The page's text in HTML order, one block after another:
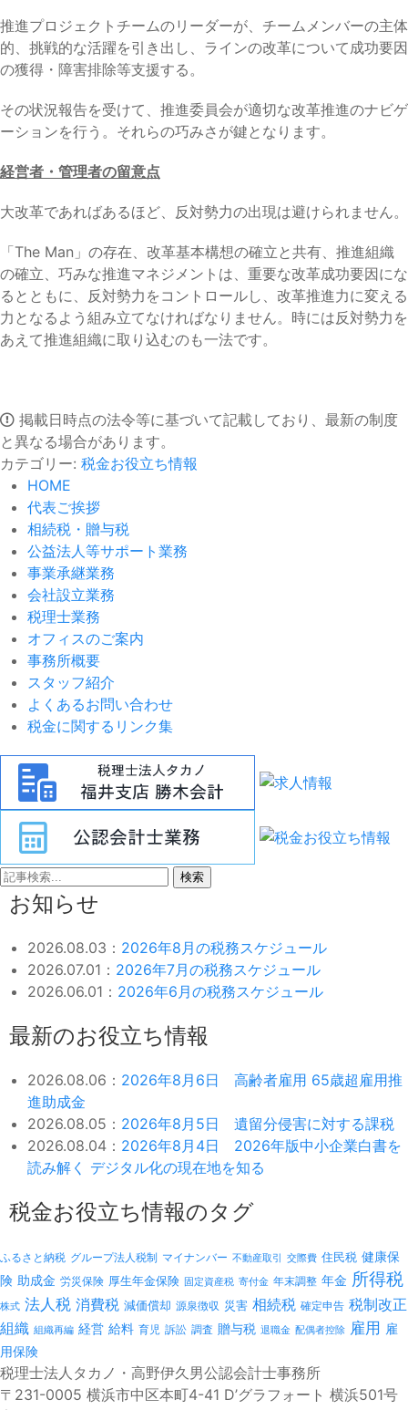
推進プロジェクトチームのリーダーが、チームメンバーの主体
的、挑戦的な活躍を引き出し、ラインの改革について成功要因
の獲得・障害排除等支援する。
その状況報告を受けて、推進委員会が適切な改革推進のナビゲ
ーションを行う。それらの巧みさが鍵となります。
経営者・管理者の留意点
大改革であればあるほど、反対勢力の出現は避けられません。
「The Man」の存在、改革基本構想の確立と共有、推進組織
の確立、巧みな推進マネジメントは、重要な改革成功要因にな
るとともに、反対勢力をコントロールし、改革推進力に変える
力となるよう組み立てなければなりません。時には反対勢力を
あえて推進組織に取り込むのも一法です。
掲載日時点の法令等に基づいて記載しており、最新の制度
と異なる場合があります。
カテゴリー: 税金お役立ち情報
HOME
代表ご挨拶
相続税・贈与税
公益法人等サポート業務
事業承継業務
会社設立業務
税理士業務
オフィスのご案内
事務所概要
スタッフ紹介
よくあるお問い合わせ
税金に関するリンク集
検索
お知らせ
2026.08.03： 2026年8月の税務スケジュール
2026.07.01： 2026年7月の税務スケジュール
2026.06.01： 2026年6月の税務スケジュール
最新のお役立ち情報
2026.08.06： 2026年8月6日 高齢者雇用 65歳超雇用推
進助成金
2026.08.05： 2026年8月5日 遺留分侵害に対する課税
2026.08.04： 2026年8月4日 2026年版中小企業白書を
読み解く デジタル化の現在地を知る
税金お役立ち情報のタグ
ふるさと納税 グループ法人税制 マイナンバー 不動産取引 交際費 住民税 健康保
険 助成金 労災保険 厚生年金保険 固定資産税 寄付金 年末調整 年金 所得税
株式 法人税 消費税 減価償却 源泉徴収 災害 相続税 確定申告 税制改正
組織 組織再編 経営 給料 育児 訴訟 調査 贈与税 退職金 配偶者控除 雇用 雇
用保険
税理士法人タカノ・高野伊久男公認会計士事務所
〒231-0005 横浜市中区本町4-41 D’グラフォート 横浜501号